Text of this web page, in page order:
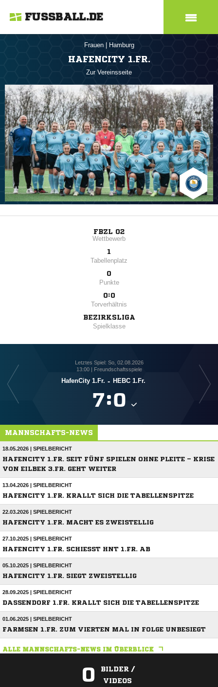
FUSSBALL.DE
Frauen Hamburg
HAFENCITY 1.FR.
Zur Vereinsseite
FBZL 02
Wettbewerb
1
Tabellenplatz
0
Punkte
0:0
Torverhältnis
BEZIRKSLIGA
Spielklasse
Letztes Spiel: So, 02.08.2026
13:00 | Freundschaftsspiele
HafenCity 1.Fr. - HEBC 1.Fr.
:
MANNSCHAFTS-NEWS
18.05.2026 | SPIELBERICHT
HAFENCITY 1.FR. SEIT FÜNF SPIELEN OHNE PLEITE – KRISE
VON EILBEK 3.FR. GEHT WEITER
13.04.2026 | SPIELBERICHT
HAFENCITY 1.FR. KRALLT SICH DIE TABELLENSPITZE
22.03.2026 | SPIELBERICHT
HAFENCITY 1.FR. MACHT ES ZWEISTELLIG
27.10.2025 | SPIELBERICHT
HAFENCITY 1.FR. SCHIESST HNT 1.FR. AB
05.10.2025 | SPIELBERICHT
HAFENCITY 1.FR. SIEGT ZWEISTELLIG
28.09.2025 | SPIELBERICHT
DASSENDORF 1.FR. KRALLT SICH DIE TABELLENSPITZE
01.06.2025 | SPIELBERICHT
FARMSEN 1.FR. ZUM VIERTEN MAL IN FOLGE UNBESIEGT
ALLE MANNSCHAFTS-NEWS IM ÜBERBLICK
0
BILDER /
VIDEOS